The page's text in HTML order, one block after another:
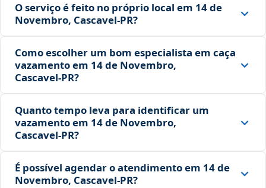
O serviço é feito no próprio local em 14 de
Novembro, Cascavel‑PR?
Como escolher um bom especialista em caça
vazamento em 14 de Novembro,
Cascavel‑PR?
Quanto tempo leva para identificar um
vazamento em 14 de Novembro,
Cascavel‑PR?
É possível agendar o atendimento em 14 de
Novembro, Cascavel‑PR?